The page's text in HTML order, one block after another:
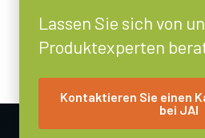
Lassen Sie sich von
Produktexperten
Kontaktieren Sie einen
bei JAI